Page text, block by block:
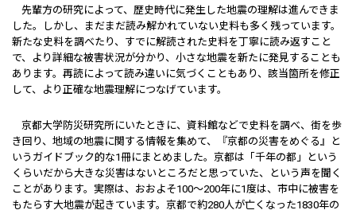
先輩方の研究によって、歴史時代に発生した地震の理解は進んできま
した。しかし、まだまだ読み解かれていない史料も多く残っています。
新たな史料を調べたり、すでに解読された史料を丁寧に読み返すこと
で、より詳細な被害状況が分かり、小さな地震を新たに発見することも
あります。再読によって読み違いに気づくこともあり、該当箇所を修正
して、より正確な地震理解につなげています。
京都大学防災研究所にいたときに、資料館などで史料を調べ、街を歩
き回り、地域の地震に関する情報を集めて、『京都の災害をめぐる』と
いうガイドブック的な1冊にまとめました。京都は「千年の都」という
くらいだから大きな災害はないところだと思っていた、という声を聞く
ことがあります。実際は、おおよそ100～200年に1度は、市中に被害を
もたらす大地震が起きています。京都で約280人が亡くなった1830年の